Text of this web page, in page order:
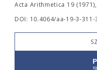
Acta Arithmetica 19
DOI: 10.4064/aa-19-3-311-